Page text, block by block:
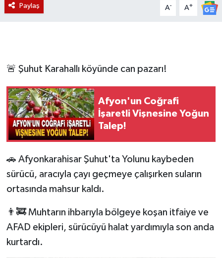
Paylaş A- A+
🚨 Şuhut Karahallı köyünde can pazarı!
Afyon'un Coğrafi
İşaretli Vişnesine Yoğun
Talep!
🚗 Afyonkarahisar Şuhut'ta Yolunu kaybeden
sürücü, aracıyla çayı geçmeye çalışırken suların
ortasında mahsur kaldı.
👨‍🚒 Muhtarın ihbarıyla bölgeye koşan itfaiye ve
AFAD ekipleri, sürücüyü halat yardımıyla son anda
kurtardı.